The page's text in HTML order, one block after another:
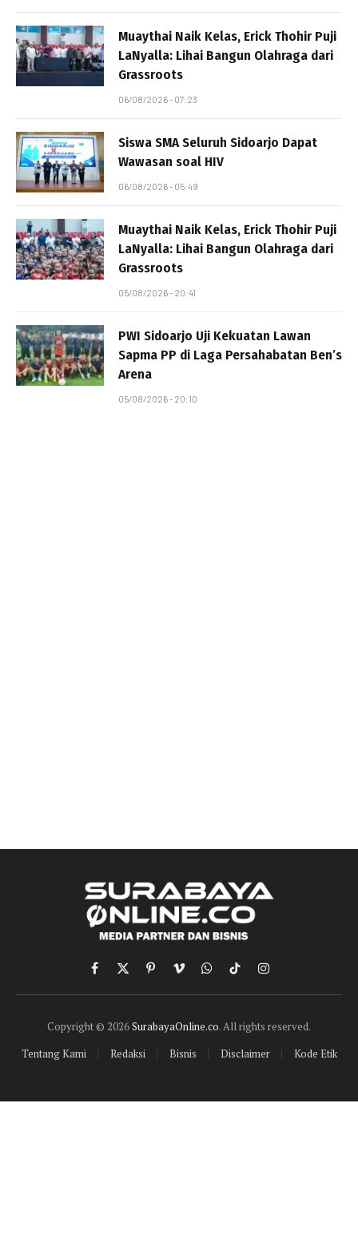
Muaythai Naik Kelas, Erick Thohir Puji
LaNyalla: Lihai Bangun Olahraga dari
Grassroots
06/08/2026 - 07:23
Siswa SMA Seluruh Sidoarjo Dapat
Wawasan soal HIV
06/08/2026 - 05:49
Muaythai Naik Kelas, Erick Thohir Puji
LaNyalla: Lihai Bangun Olahraga dari
Grassroots
05/08/2026 - 20:41
PWI Sidoarjo Uji Kekuatan Lawan
Sapma PP di Laga Persahabatan Ben’s
Arena
05/08/2026 - 20:10
Facebook
X
(Twitter)
PinterestVimeoWhatsApp
TikTokInstagram
Copyright © 2026SurabayaOnline.co. All rights reserved.
Tentang Kami
Redaksi Bisnis Disclaimer Kode Etik